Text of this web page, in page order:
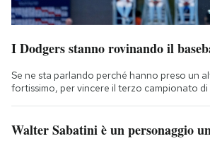
I Dodgers stanno rovinando il
Se ne sta parlando perché hanno preso un
fortissimo, per vincere il terzo campionato di
Walter Sabatini è un personaggio